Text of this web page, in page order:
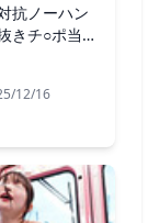
抗ノーハン
きチ○ポ当て
12/16